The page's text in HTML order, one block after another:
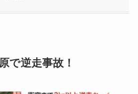
で逆走事故！